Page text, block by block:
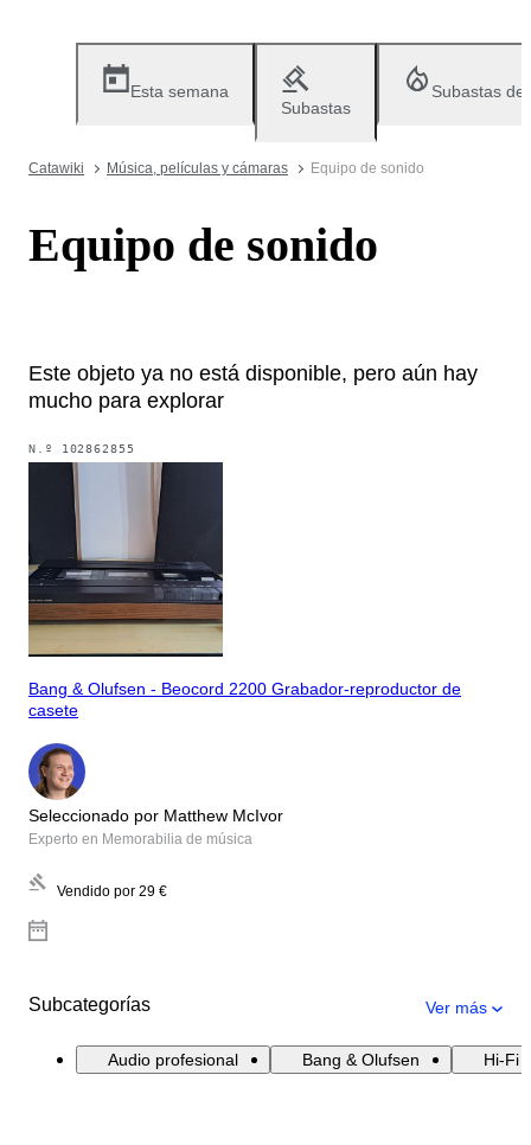
Esta semana
Subastas
Subastas
Catawiki Música, películas y cámaras Equipo de sonido
Equipo de sonido
Este objeto ya no está disponible, pero aún hay
mucho para explorar
N.º 102862855
Bang & Olufsen - Beocord 2200 Grabador-reproductor de
casete
Seleccionado por Matthew McIvor
Experto en Memorabilia de música
Vendido por 29 €
Subcategorías Ver más
Audio profesional Bang & Olufsen Hi-Fi